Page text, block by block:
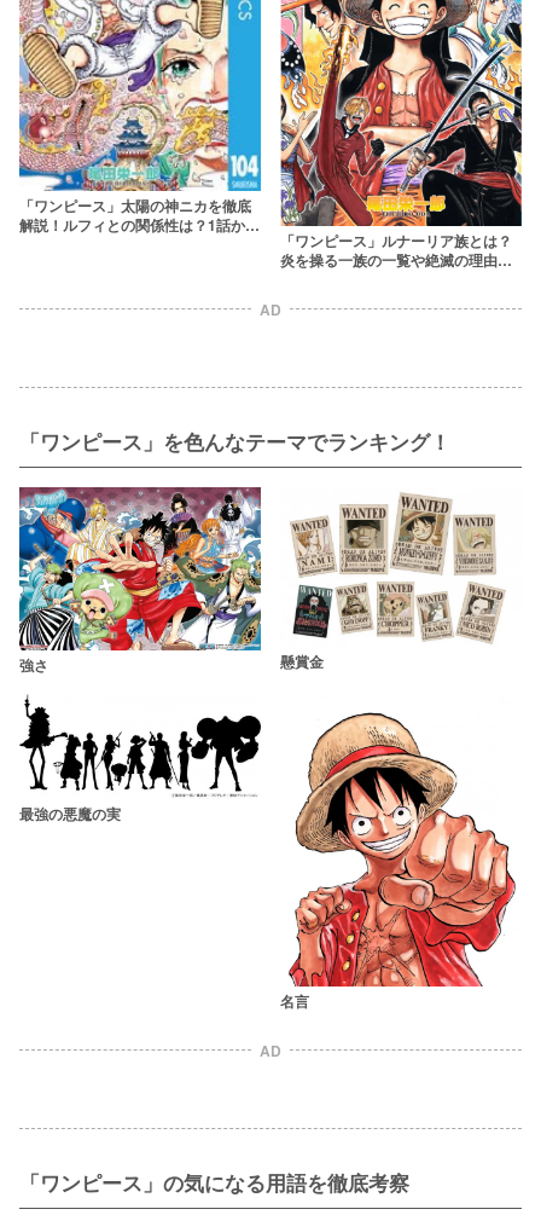
「ワンピース」太陽の神ニカを徹底
解説！ルフィとの関係性は？1話から
「ワンピース」ルナーリア族とは？
炎を操る一族の一覧や絶滅の理由を
AD
「ワンピース」を色んなテーマでランキング！
強さ 懸賞金
最強の悪魔の実
名言
AD
「ワンピース」の気になる用語を徹底考察